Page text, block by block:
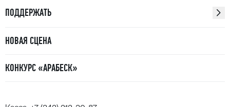
ПОДДЕРЖАТЬ
НОВАЯ СЦЕНА
КОНКУРС «АРАБЕСК»